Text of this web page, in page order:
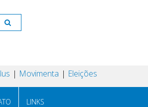
Movimenta Eleições
LINKS